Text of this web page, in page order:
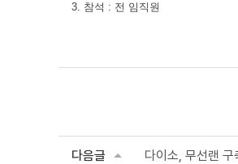
3. 참석 : 전 임직원
다음글 다이소, 무선랜 구